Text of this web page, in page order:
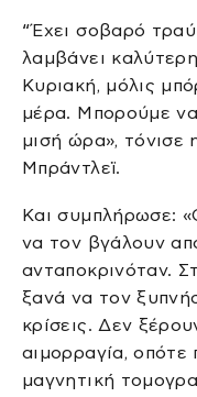
“Έχει σοβαρό
λαμβάνει
Κυριακή, μόλις
μέρα. Μπορούμε
μισή ώρα», τόνισε
Μπράντλεϊ.
Και συμπλήρωσε:
να τον βγάλουν
ανταποκρινόταν.
ξανά να τον
κρίσεις. Δεν
αιμορραγία, οπότε
μαγνητική